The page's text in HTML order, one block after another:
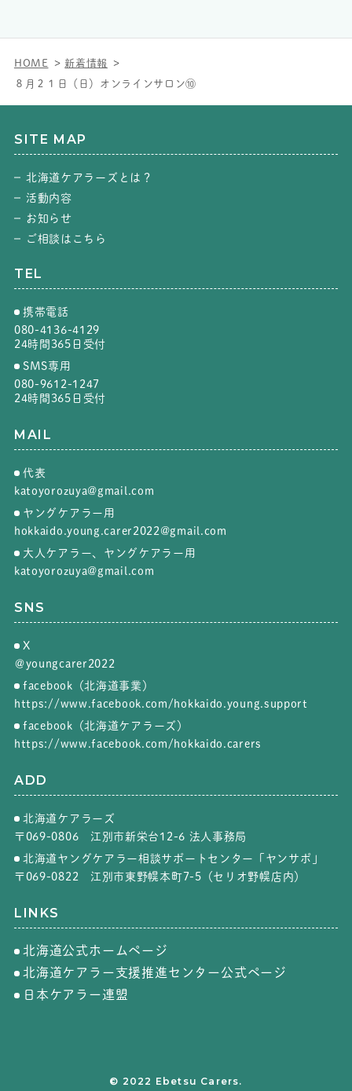
HOME
新着情報
８月２１日（日）オンラインサロン⑩
SITE MAP
北海道ケアラーズとは？
活動内容
お知らせ
ご相談はこちら
TEL
携帯電話
080-4136-4129
24時間365日受付
SMS専用
080-9612-1247
24時間365日受付
MAIL
代表
katoyorozuya@gmail.com
ヤングケアラー用
hokkaido.young.carer2022@gmail.com
大人ケアラー、ヤングケアラー用
katoyorozuya@gmail.com
SNS
X
＠youngcarer2022
facebook（北海道事業）
https://www.facebook.com/hokkaido.young.support
facebook（北海道ケアラーズ）
https://www.facebook.com/hokkaido.carers
ADD
北海道ケアラーズ
〒069-0806 江別市新栄台12-6 法人事務局
北海道ヤングケアラー相談サポートセンター「ヤンサポ」
〒069-0822 江別市東野幌本町7-5（セリオ野幌店内）
LINKS
北海道公式ホームページ
北海道ケアラー支援推進センター公式ページ
日本ケアラー連盟
© 2022 Ebetsu Carers.